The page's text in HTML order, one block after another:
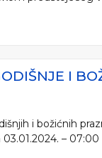
I
i božićnih
–